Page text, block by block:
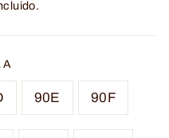
90E 90F